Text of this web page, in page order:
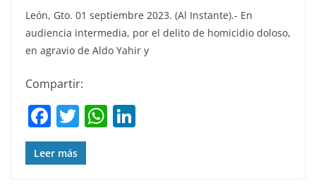
León, Gto. 01 septiembre 2023. (Al Instante).- En
audiencia intermedia, por el delito de homicidio doloso,
en agravio de Aldo Yahir y
Compartir:
F
a
c
T
w
itt
W
Leer más